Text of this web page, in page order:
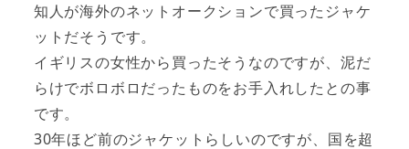
知人が海外のネットオークションで買ったジャケ
ットだそうです。
イギリスの女性から買ったそうなのですが、泥だ
らけでボロボロだったものをお手入れしたとの事
です。
30年ほど前のジャケットらしいのですが、国を超